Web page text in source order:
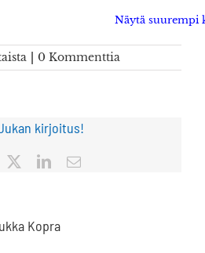
Näytä suurempi
0 Kommenttia
kirjoitus!
LinkedInSähköposti
Kopra